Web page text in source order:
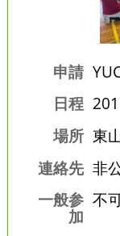
申請
日程
場所 東
連絡先 非
一般参
加
不